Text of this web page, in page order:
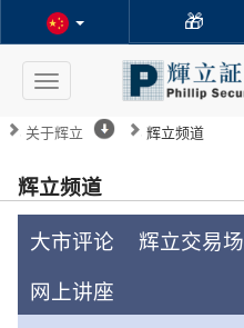
🎁
Toggle
navigation
关于辉立 辉立频道
辉立频道
大市评论 辉立交易场
网上讲座